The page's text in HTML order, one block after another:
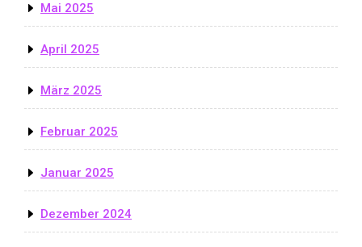
Mai 2025
April 2025
März 2025
Februar 2025
Januar 2025
Dezember 2024